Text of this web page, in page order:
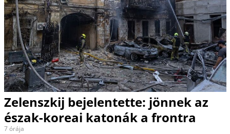
Zelenszkij bejelentette: jönnek az
észak-koreai katonák a frontra
7 órája